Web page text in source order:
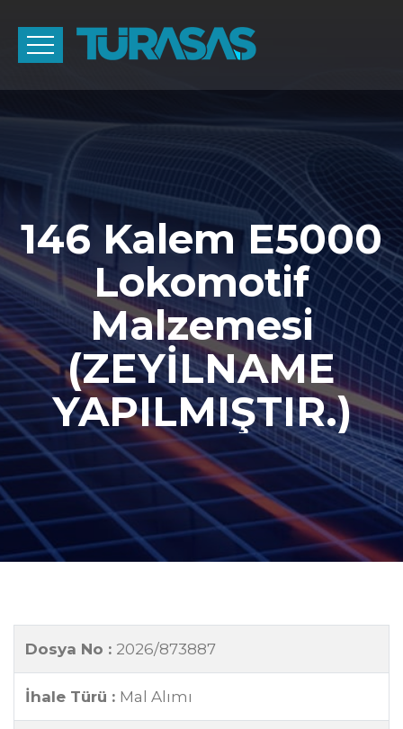
146 Kalem E5000
Lokomotif
Malzemesi
(ZEYİLNAME
YAPILMIŞTIR.)
Dosya No : 2026/873887
İhale Türü : Mal Alımı